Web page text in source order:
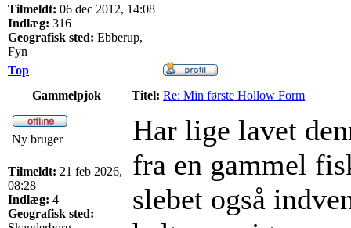
Tilmeldt: 06 dec 2012, 14:08
Indlæg: 316
Geografisk sted: Ebberup,
Fyn
Top
Gammelpjok
Titel: Re: Min første Hollow Form
Ny bruger
Tilmeldt: 21 feb 2026,
08:28
Indlæg: 4
Geografisk sted:
Har lige lavet
fra en gammel
slebet også